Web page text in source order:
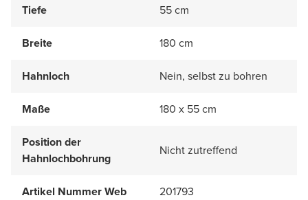
Tiefe
55 cm
Breite 180 cm
Hahnloch Nein, selbst zu bohren
Maße 180 x 55 cm
Position der
Hahnlochbohrung
Nicht zutreffend
Artikel Nummer Web 201793